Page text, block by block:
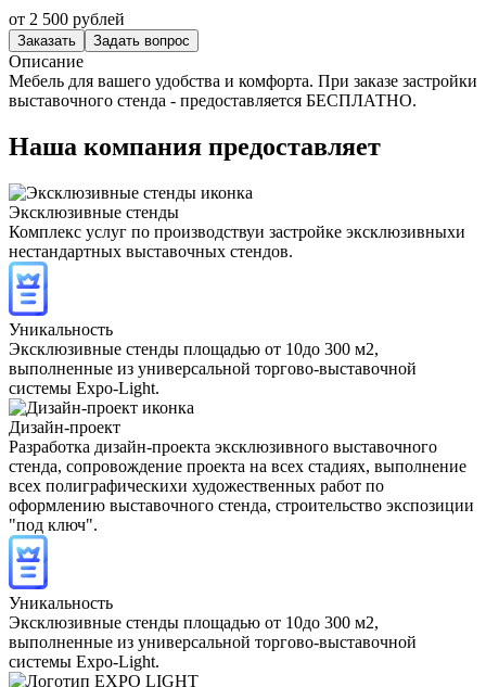
от 2 500 рублей
Заказать Задать вопрос
Описание
Мебель для вашего удобства и комфорта. При заказе застройки
выставочного стенда - предоставляется БЕСПЛАТНО.
Наша компания предоставляет
Эксклюзивные стенды
Комплекс услуг по производствуи застройке эксклюзивныхи
нестандартных выставочных стендов.
Уникальность
Эксклюзивные стенды площадью от 10до 300 м2,
выполненные из универсальной торгово-выставочной
системы Expo-Light.
Дизайн-проект
Разработка дизайн-проекта эксклюзивного выставочного
стенда, сопровождение проекта на всех стадиях, выполнение
всех полиграфическихи художественных работ по
оформлению выставочного стенда, строительство экспозиции
"под ключ".
Уникальность
Эксклюзивные стенды площадью от 10до 300 м2,
выполненные из универсальной торгово-выставочной
системы Expo-Light.